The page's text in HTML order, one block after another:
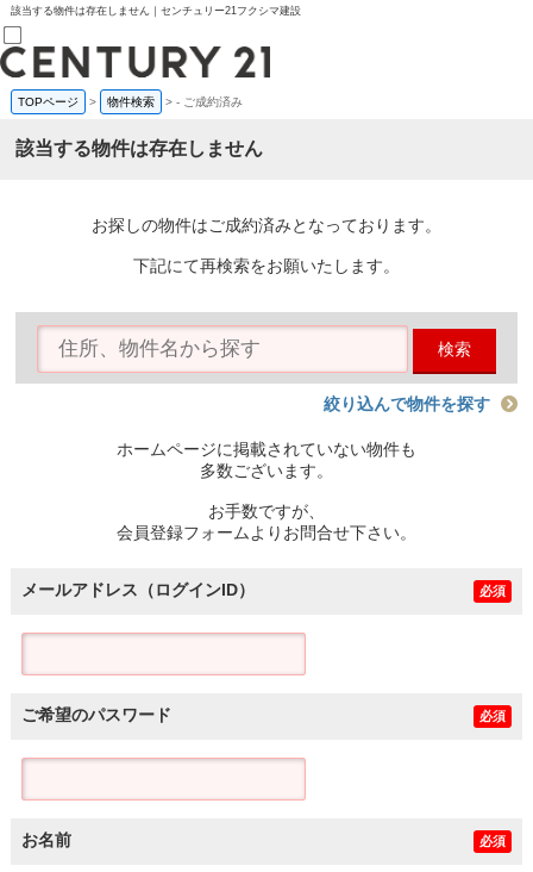
該当する物件は存在しません｜センチュリー21フクシマ建設
売買部
0120-800-844
賃貸部
会員メニュー
物件を探す
購入TOP
条件から探す
住宅ローン控除シミュレータ
TOPページ > 物件検索 >- ご成約済み
該当する物件は存在しません
お探しの物件はご成約済みとなっております。
下記にて再検索をお願いたします。
検索
絞り込んで物件を探す
ホームページに掲載されていない物件も
多数ございます。
お手数ですが、
会員登録フォームよりお問合せ下さい。
メールアドレス（ログインID） 必須
ご希望のパスワード 必須
お名前 必須